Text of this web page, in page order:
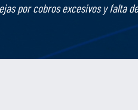
por cobros excesivos y falta